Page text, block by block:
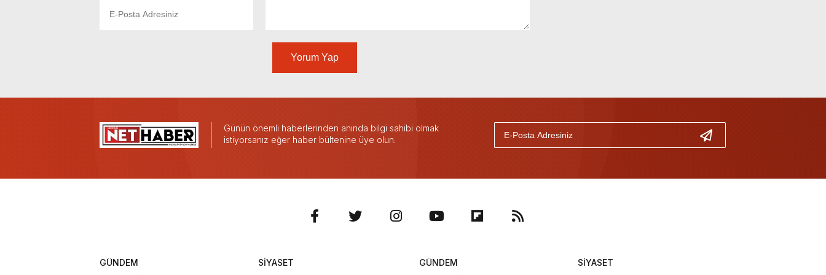
Yorum Yap
Günün önemli haberlerinden anında bilgi sahibi olmak
istiyorsanız eğer haber bültenine üye olun.
GÜNDEM
SİYASET
GÜNDEM
SİYASET